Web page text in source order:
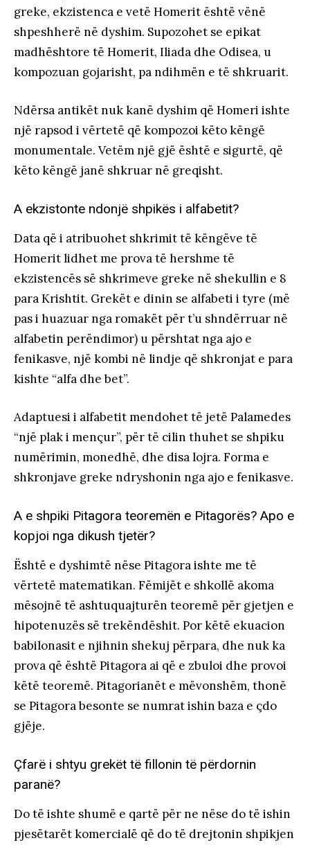
greke, ekzistenca e vetë Homerit është vënë
shpeshherë në dyshim. Supozohet se epikat
madhështore të Homerit, Iliada dhe Odisea, u
kompozuan gojarisht, pa ndihmën e të shkruarit.
Ndërsa antikët nuk kanë dyshim që Homeri ishte
një rapsod i vërtetë që kompozoi këto këngë
monumentale. Vetëm një gjë është e sigurtë, që
këto këngë janë shkruar në greqisht.
A ekzistonte ndonjë shpikës i alfabetit?
Data që i atribuohet shkrimit të këngëve të
Homerit lidhet me prova të hershme të
ekzistencës së shkrimeve greke në shekullin e 8
para Krishtit. Grekët e dinin se alfabeti i tyre (më
pas i huazuar nga romakët për t’u shndërruar në
alfabetin perëndimor) u përshtat nga ajo e
fenikasve, një kombi në lindje që shkronjat e para
kishte “alfa dhe bet”.
Adaptuesi i alfabetit mendohet të jetë Palamedes
“një plak i mençur”, për të cilin thuhet se shpiku
numërimin, monedhë, dhe disa lojra. Forma e
shkronjave greke ndryshonin nga ajo e fenikasve.
A e shpiki Pitagora teoremën e Pitagorës? Apo e
kopjoi nga dikush tjetër?
Është e dyshimtë nëse Pitagora ishte me të
vërtetë matematikan. Fëmijët e shkollë akoma
mësojnë të ashtuquajturën teoremë për gjetjen e
hipotenuzës së trekëndëshit. Por këtë ekuacion
babilonasit e njihnin shekuj përpara, dhe nuk ka
prova që është Pitagora ai që e zbuloi dhe provoi
këtë teoremë. Pitagorianët e mëvonshëm, thonë
se Pitagora besonte se numrat ishin baza e çdo
gjëje.
Çfarë i shtyu grekët të fillonin të përdornin
paranë?
Do të ishte shumë e qartë për ne nëse do të ishin
pjesëtarët komercialë që do të drejtonin shpikjen